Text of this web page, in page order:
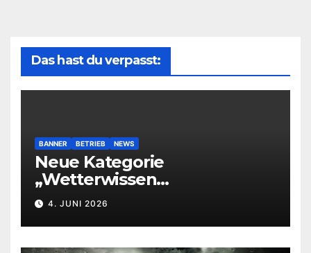
Das hast du verpasst:
BANNER BETRIEB NEWS
Neue Kategorie
„Wetterwissen
leichtverständlich“
4. JUNI 2026